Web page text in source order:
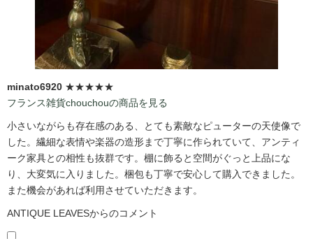
minato6920 ★★★★★
フランス雑貨chouchouの商品を見る
小さいながらも存在感のある、とても素敵なピューターの天使像で
した。繊細な表情や楽器の造形まで丁寧に作られていて、アンティ
ーク家具との相性も抜群です。棚に飾ると空間がぐっと上品にな
り、大変気に入りました。梱包も丁寧で安心して購入できました。
また機会があれば利用させていただきます。
ANTIQUE LEAVESからのコメント